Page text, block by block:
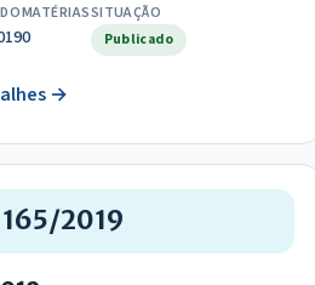
MATÉRIAS
0
SITUAÇÃO
Publicado
→
165/2019